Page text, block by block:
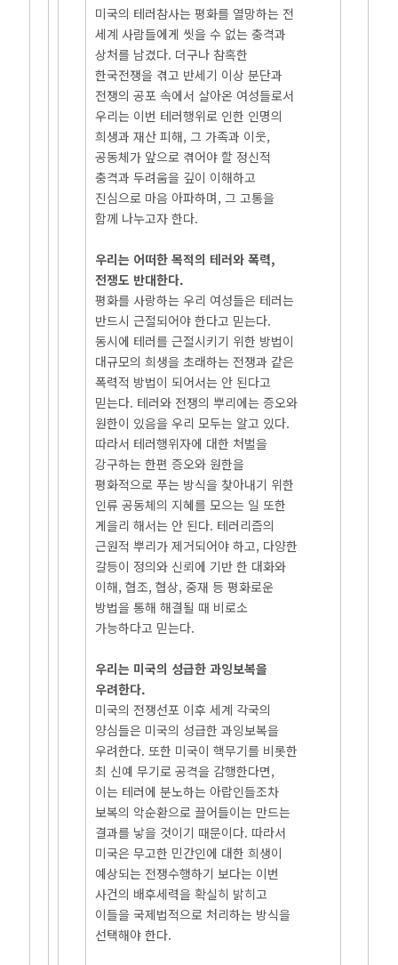
미국의 테러참사는 평화를 열망하는 전
세계 사람들에게 씻을 수 없는 충격과
상처를 남겼다. 더구나 참혹한
한국전쟁을 겪고 반세기 이상 분단과
전쟁의 공포 속에서 살아온 여성들로서
우리는 이번 테러행위로 인한 인명의
희생과 재산 피해, 그 가족과 이웃,
공동체가 앞으로 겪어야 할 정신적
충격과 두려움을 깊이 이해하고
진심으로 마음 아파하며, 그 고통을
함께 나누고자 한다.
우리는 어떠한 목적의 테러와 폭력,
전쟁도 반대한다.
평화를 사랑하는 우리 여성들은 테러는
반드시 근절되어야 한다고 믿는다.
동시에 테러를 근절시키기 위한 방법이
대규모의 희생을 초래하는 전쟁과 같은
폭력적 방법이 되어서는 안 된다고
믿는다. 테러와 전쟁의 뿌리에는 증오와
원한이 있음을 우리 모두는 알고 있다.
따라서 테러행위자에 대한 처벌을
강구하는 한편 증오와 원한을
평화적으로 푸는 방식을 찾아내기 위한
인류 공동체의 지혜를 모으는 일 또한
게을리 해서는 안 된다. 테러리즘의
근원적 뿌리가 제거되어야 하고, 다양한
갈등이 정의와 신뢰에 기반 한 대화와
이해, 협조, 협상, 중재 등 평화로운
방법을 통해 해결될 때 비로소
가능하다고 믿는다.
우리는 미국의 성급한 과잉보복을
우려한다.
미국의 전쟁선포 이후 세계 각국의
양심들은 미국의 성급한 과잉보복을
우려한다. 또한 미국이 핵무기를 비롯한
최 신예 무기로 공격을 감행한다면,
이는 테러에 분노하는 아랍인들조차
보복의 악순환으로 끌어들이는 만드는
결과를 낳을 것이기 때문이다. 따라서
미국은 무고한 민간인에 대한 희생이
예상되는 전쟁수행하기 보다는 이번
사건의 배후세력을 확실히 밝히고
이들을 국제법적으로 처리하는 방식을
선택해야 한다.